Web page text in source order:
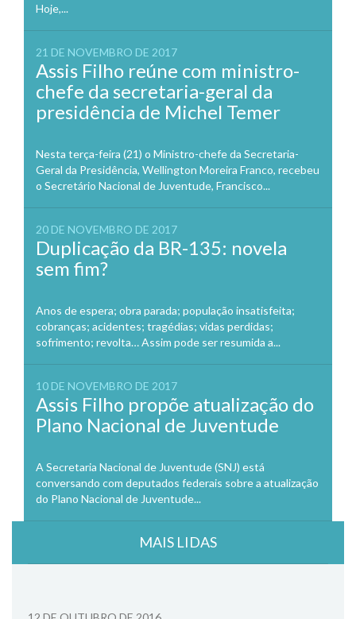
Hoje,...
21 DE NOVEMBRO DE 2017
Assis Filho reúne com ministro-
chefe da secretaria-geral da
presidência de Michel Temer
Nesta terça-feira (21) o Ministro-chefe da Secretaria-
Geral da Presidência, Wellington Moreira Franco, recebeu
o Secretário Nacional de Juventude, Francisco...
20 DE NOVEMBRO DE 2017
Duplicação da BR-135: novela
sem fim?
Anos de espera; obra parada; população insatisfeita;
cobranças; acidentes; tragédias; vidas perdidas;
sofrimento; revolta… Assim pode ser resumida a...
10 DE NOVEMBRO DE 2017
Assis Filho propõe atualização do
Plano Nacional de Juventude
A Secretaria Nacional de Juventude (SNJ) está
conversando com deputados federais sobre a atualização
do Plano Nacional de Juventude...
MAIS LIDAS